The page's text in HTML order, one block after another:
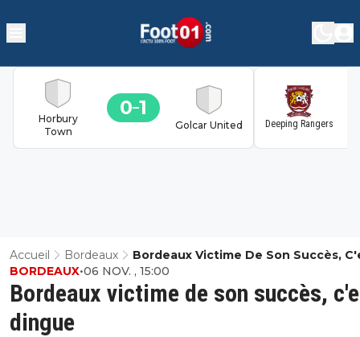
Horbury
Town
0 1
Golcar United Deeping Rangers
Accueil Bordeaux
Bordeaux Victime De Son Succès,
Dingue
Bordeaux victime de son succès,
dingue
BORDEAUX•06 NOV. , 15:00